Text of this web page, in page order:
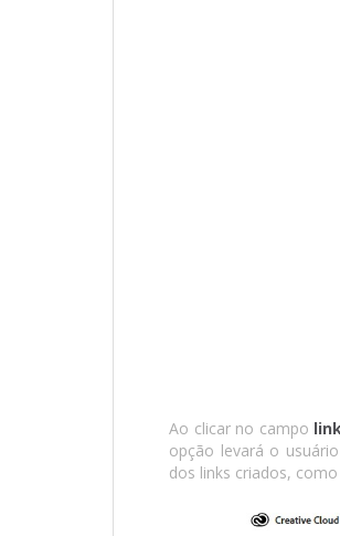
Ao clicar no campo
opção levará o
dos links criados,